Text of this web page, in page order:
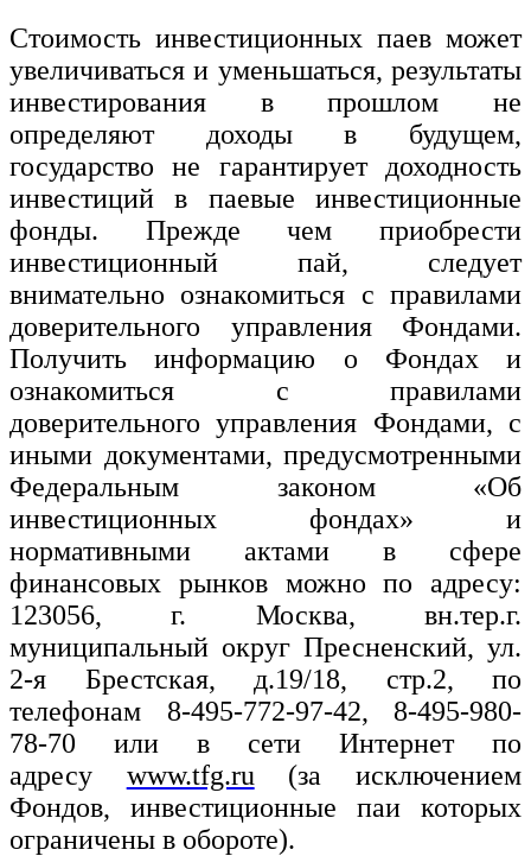
Стоимость инвестиционных паев может
увеличиваться и уменьшаться, результаты
инвестирования в прошлом не
определяют доходы в будущем,
государство не гарантирует доходность
инвестиций в паевые инвестиционные
фонды. Прежде чем приобрести
инвестиционный пай, следует
внимательно ознакомиться с правилами
доверительного управления Фондами.
Получить информацию о Фондах и
ознакомиться с правилами
доверительного управления Фондами, с
иными документами, предусмотренными
Федеральным законом «Об
инвестиционных фондах» и
нормативными актами в сфере
финансовых рынков можно по адресу:
123056, г. Москва, вн.тер.г.
муниципальный округ Пресненский, ул.
2-я Брестская, д.19/18, стр.2, по
телефонам 8-495-772-97-42, 8-495-980-
78-70 или в сети Интернет по
адресу www.tfg.ru (за исключением
Фондов, инвестиционные паи которых
ограничены в обороте).